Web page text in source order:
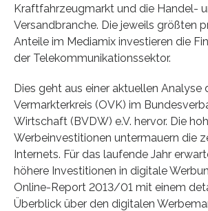
Kraftfahrzeugmarkt und die Handel-
Versandbranche. Die jeweils größten
Anteile im Mediamix investieren die
der Telekommunikationssektor.
Dies geht aus einer aktuellen Analyse
Vermarkterkreis (OVK) im
Wirtschaft (BVDW) e.V. hervor. Die
Werbeinvestitionen untermauern die
Internets. Für das laufende Jahr
höhere Investitionen in digitale
Online-Report 2013/01 mit einem
Überblick über den digitalen